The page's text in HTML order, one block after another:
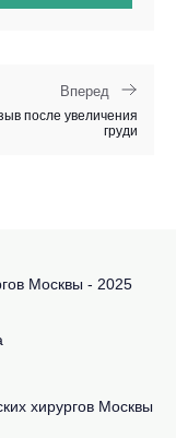
Вперед
после увеличения
груди
Москвы - 2025
хирургов Москвы